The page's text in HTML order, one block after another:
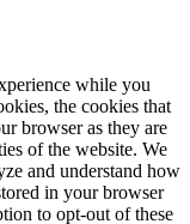
while you
the cookies that
browser as they are
of the website. We
and understand how
in your browser
to opt-out of these